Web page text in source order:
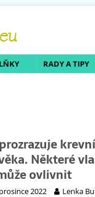
RADY A TIPY
Některé
ovlivnit
2022 Lenka